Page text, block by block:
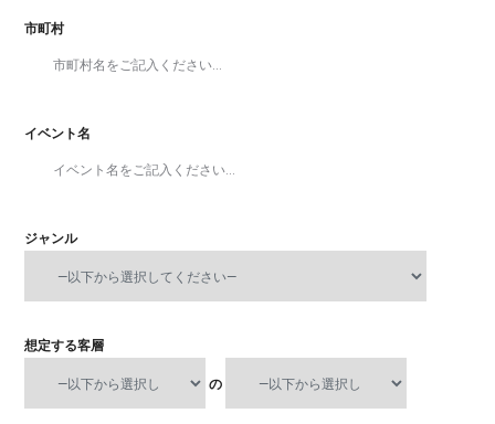
市町村
イベント名
ジャンル
想定する客層
の